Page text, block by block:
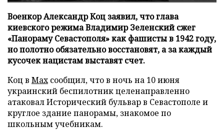
Военкор Александр Коц заявил, что глава
киевского режима Владимир Зеленский сжег
«Панораму Севастополя» как фашисты в 1942 году,
но полотно обязательно восстановят, а за каждый
кусочек нацистам выставят счет.
Коц в Maxсообщил, что в ночь на 10 июня
украинский беспилотник целенаправленно
атаковал Исторический бульвар в Севастополе и
круглое здание панорамы, знакомое по
школьным учебникам.